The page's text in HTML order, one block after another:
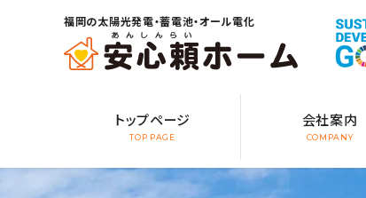
福岡の太陽光発電・蓄電池・オール電化
トップページ
TOP PAGE
会社案内
COMPANY